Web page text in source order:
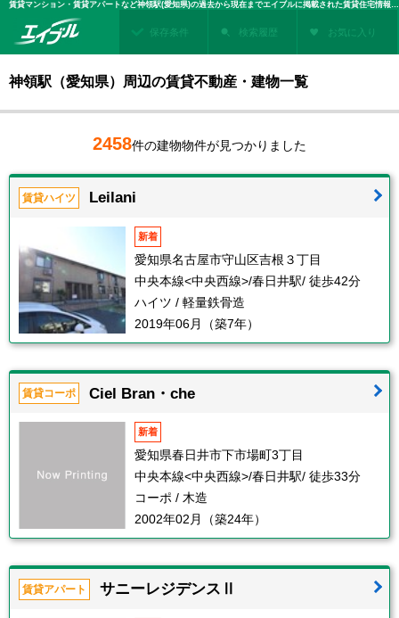
賃貸マンション・賃貸アパートなど神領駅(愛知県)の過去から現在までエイブルに掲載された賃貸住宅情報・建物情報を検索！不動産賃貸を探すなら、お部屋探しのエイブル
保存条件 検索履歴 お気に入り
神領駅（愛知県）周辺の賃貸不動産・建物一覧
2458件の建物物件が見つかりました
賃貸ハイツ Leilani
新着
愛知県名古屋市守山区吉根３丁目
中央本線<中央西線>/春日井駅/ 徒歩42分
ハイツ / 軽量鉄骨造
2019年06月（築7年）
賃貸コーポ Ciel Bran・che
新着
愛知県春日井市下市場町3丁目
中央本線<中央西線>/春日井駅/ 徒歩33分
コーポ / 木造
2002年02月（築24年）
賃貸アパート サニーレジデンスⅡ